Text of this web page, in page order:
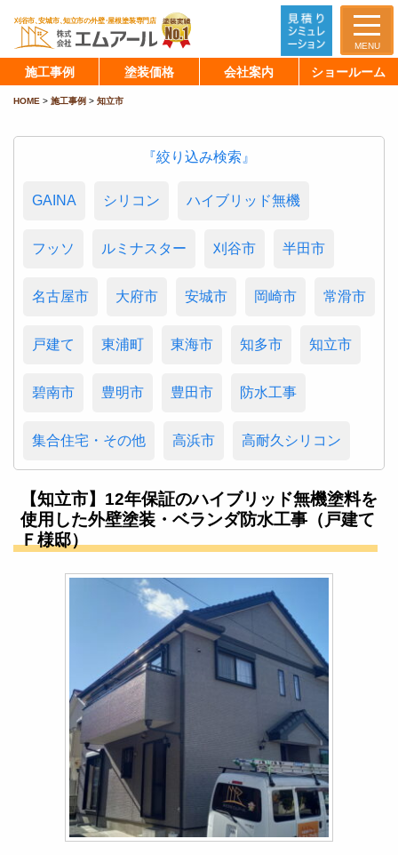
MENU
施工事例 塗装価格 会社案内 ショールーム
HOME > 施工事例 > 知立市
『絞り込み検索』
GAINA シリコン ハイブリッド無機
フッソ ルミナスター 刈谷市 半田市
名古屋市 大府市 安城市 岡崎市 常滑市
戸建て 東浦町 東海市 知多市 知立市
碧南市 豊明市 豊田市 防水工事
集合住宅・その他 高浜市 高耐久シリコン
【知立市】12年保証のハイブリッド無機塗料を
使用した外壁塗装・ベランダ防水工事（戸建て
Ｆ様邸）